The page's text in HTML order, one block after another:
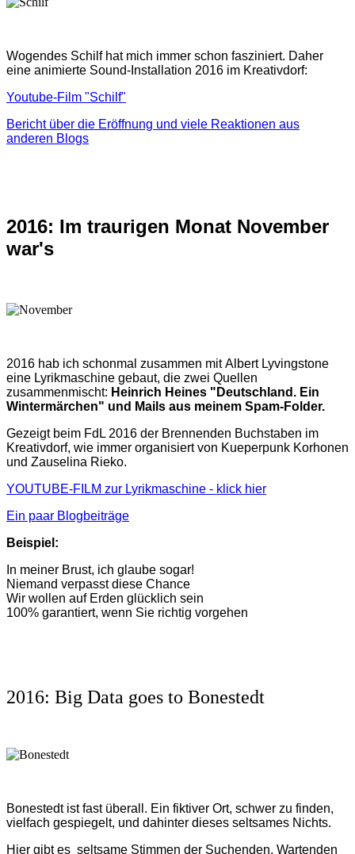
Wogendes Schilf hat mich immer schon fasziniert. Daher
eine animierte Sound-Installation 2016 im Kreativdorf:
Youtube-Film "Schilf"
Bericht über die Eröffnung und viele Reaktionen aus
anderen Blogs
2016: Im traurigen Monat November
war's
2016 hab ich schonmal zusammen mit Albert Lyvingstone
eine Lyrikmaschine gebaut, die zwei Quellen
zusammenmischt: Heinrich Heines "Deutschland. Ein
Wintermärchen" und Mails aus meinem Spam-Folder.
Gezeigt beim FdL 2016 der Brennenden Buchstaben im
Kreativdorf, wie immer organisiert von Kueperpunk Korhonen
und Zauselina Rieko.
YOUTUBE-FILM zur Lyrikmaschine - klick hier
Ein paar Blogbeiträge
Beispiel:
In meiner Brust, ich glaube sogar!
Niemand verpasst diese Chance
Wir wollen auf Erden glücklich sein
100% garantiert, wenn Sie richtig vorgehen
2016: Big Data goes to Bonestedt
Bonestedt ist fast überall. Ein fiktiver Ort, schwer zu finden,
vielfach gespiegelt, und dahinter dieses seltsames Nichts.
Hier gibt es seltsame Stimmen der Suchenden, Wartenden